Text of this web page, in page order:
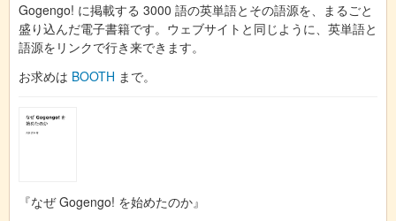
Gogengo! に掲載する 3000 語の英単語とその語源を、まるごと
盛り込んだ電子書籍です。ウェブサイトと同じように、英単語と
語源をリンクで行き来できます。
お求めは BOOTH まで。
『なぜ Gogengo! を始めたのか』